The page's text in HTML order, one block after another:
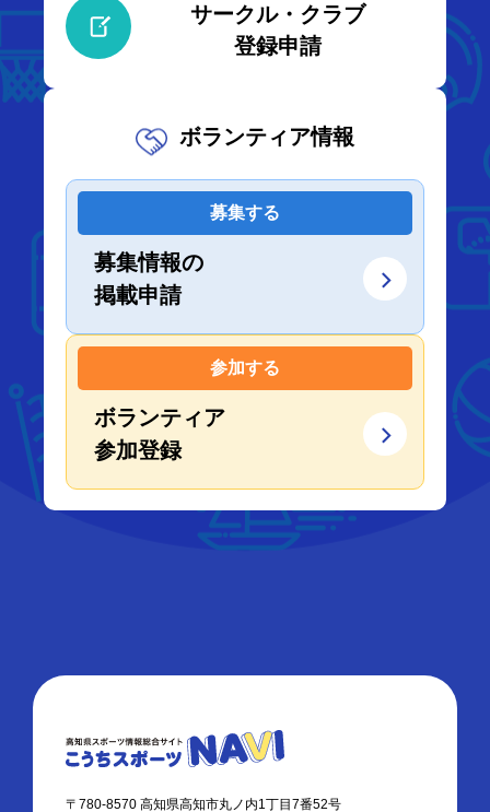
サークル・クラブ
登録申請
ボランティア情報
募集する
募集情報の
掲載申請
参加する
ボランティア
参加登録
〒780-8570 高知県高知市丸ノ内1丁目7番52号